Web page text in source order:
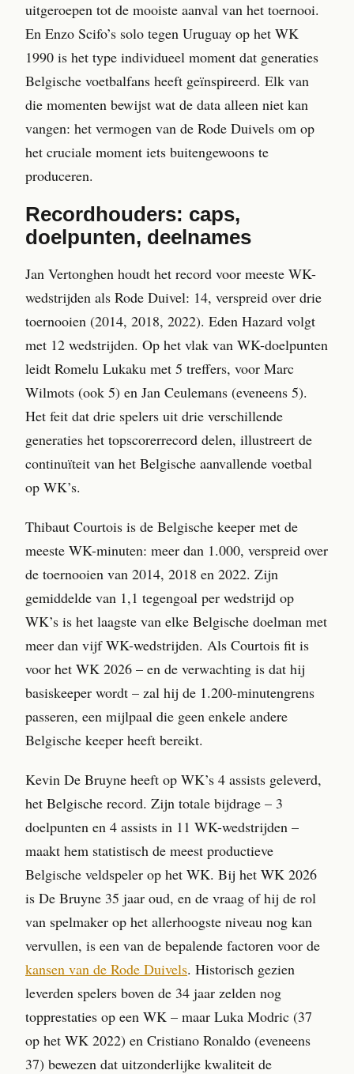
uitgeroepen tot de mooiste aanval van het toernooi.
En Enzo Scifo’s solo tegen Uruguay op het WK
1990 is het type individueel moment dat generaties
Belgische voetbalfans heeft geïnspireerd. Elk van
die momenten bewijst wat de data alleen niet kan
vangen: het vermogen van de Rode Duivels om op
het cruciale moment iets buitengewoons te
produceren.
Recordhouders: caps,
doelpunten, deelnames
Jan Vertonghen houdt het record voor meeste WK-
wedstrijden als Rode Duivel: 14, verspreid over drie
toernooien (2014, 2018, 2022). Eden Hazard volgt
met 12 wedstrijden. Op het vlak van WK-doelpunten
leidt Romelu Lukaku met 5 treffers, voor Marc
Wilmots (ook 5) en Jan Ceulemans (eveneens 5).
Het feit dat drie spelers uit drie verschillende
generaties het topscorerrecord delen, illustreert de
continuïteit van het Belgische aanvallende voetbal
op WK’s.
Thibaut Courtois is de Belgische keeper met de
meeste WK-minuten: meer dan 1.000, verspreid over
de toernooien van 2014, 2018 en 2022. Zijn
gemiddelde van 1,1 tegengoal per wedstrijd op
WK’s is het laagste van elke Belgische doelman met
meer dan vijf WK-wedstrijden. Als Courtois fit is
voor het WK 2026 – en de verwachting is dat hij
basiskeeper wordt – zal hij de 1.200-minutengrens
passeren, een mijlpaal die geen enkele andere
Belgische keeper heeft bereikt.
Kevin De Bruyne heeft op WK’s 4 assists geleverd,
het Belgische record. Zijn totale bijdrage – 3
doelpunten en 4 assists in 11 WK-wedstrijden –
maakt hem statistisch de meest productieve
Belgische veldspeler op het WK. Bij het WK 2026
is De Bruyne 35 jaar oud, en de vraag of hij de rol
van spelmaker op het allerhoogste niveau nog kan
vervullen, is een van de bepalende factoren voor de
kansen van de Rode Duivels. Historisch gezien
leverden spelers boven de 34 jaar zelden nog
topprestaties op een WK – maar Luka Modric (37
op het WK 2022) en Cristiano Ronaldo (eveneens
37) bewezen dat uitzonderlijke kwaliteit de